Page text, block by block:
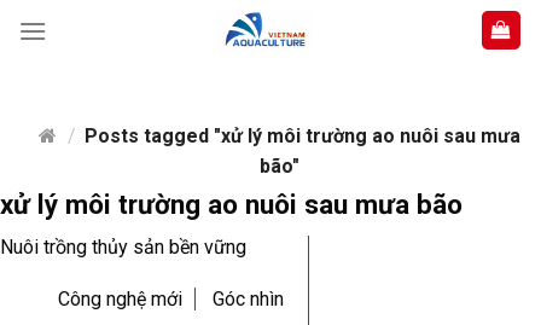
content / Posts tagged "xử lý môi trường ao nuôi sau mưa
bão"
xử lý môi trường ao nuôi sau mưa bão
Nuôi trồng thủy sản bền vững
Công nghệ mới Góc nhìn